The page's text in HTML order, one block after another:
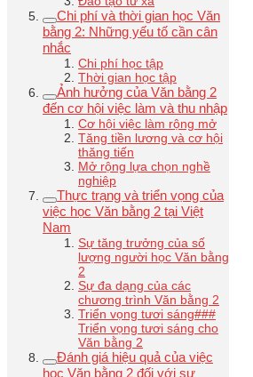
Chi phí và thời gian học Văn
bằng 2: Những yếu tố cần cân
nhắc
Chi phí học tập
Thời gian học tập
Ảnh hưởng của Văn bằng 2
đến cơ hội việc làm và thu nhập
Cơ hội việc làm rộng mở
Tăng tiền lương và cơ hội
thăng tiến
Mở rộng lựa chọn nghề
nghiệp
Thực trạng và triển vọng của
việc học Văn bằng 2 tại Việt
Nam
Sự tăng trưởng của số
lượng người học Văn bằng
2
Sự đa dạng của các
chương trình Văn bằng 2
Triển vọng tươi sáng###
Triển vọng tươi sáng cho
Văn bằng 2
Đánh giá hiệu quả của việc
học Văn bằng 2 đối với sự